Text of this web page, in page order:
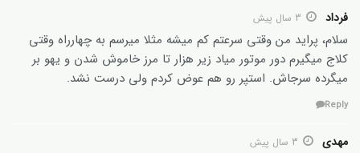
فرداد 3 سال پیش
سلام، پراید من وقتی سرعتم کم میشه مثلا میرسم به چهارراه وقتی
کلاج میگیرم دور موتور میاد زیر هزار تا مرز خاموش شدن و یهو بر
میگرده سرجاش. استپر رو هم عوض کردم ولی درست نشد.
Reply
مهدی 3 سال پیش